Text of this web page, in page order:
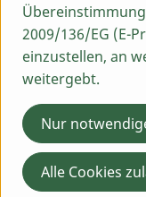
I 39057 Eppan
www.walcher.eu
(Daten von
2009/136/EG (E-
einzustellen, an
weitergebt.
Nur
Alle Cookies